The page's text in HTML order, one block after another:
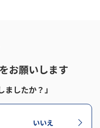
お願いします
ましたか？」
いいえ